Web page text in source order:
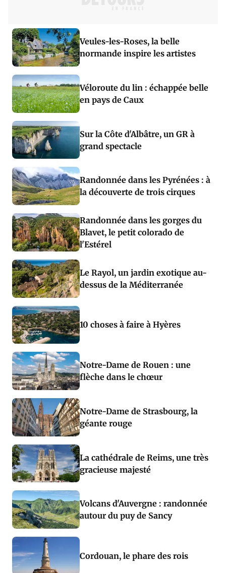
Veules-les-Roses, la belle
normande inspire les artistes
Véloroute du lin : échappée belle
en pays de Caux
Sur la Côte d'Albâtre, un GR à
grand spectacle
Randonnée dans les Pyrénées : à
la découverte de trois cirques
Randonnée dans les gorges du
Blavet, le petit colorado de
l'Estérel
Le Rayol, un jardin exotique au-
dessus de la Méditerranée
10 choses à faire à Hyères
Notre-Dame de Rouen : une
flèche dans le chœur
Notre-Dame de Strasbourg, la
géante rouge
La cathédrale de Reims, une très
gracieuse majesté
Volcans d'Auvergne : randonnée
autour du puy de Sancy
Cordouan, le phare des rois